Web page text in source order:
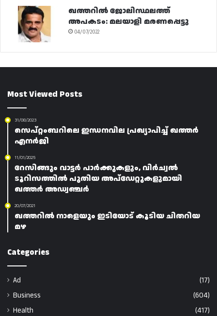
ഖത്തറിൽ ജോലിസ്ഥലത്ത്
അപകടം: മലയാളി മരണപ്പെട്ടു
04/07/2022
Most Viewed Posts
31/08/2023
സെപ്റ്റംബറിലെ ഇന്ധനവില പ്രഖ്യാപിച്ച് ഖത്തർ
എനർജി
11/01/2025
റേസിങ്ങും വാട്ടർ പാർക്കുകളും, വിർച്വൽ
ടൂറിസത്തിൽ പുതിയ അപ്‌ഡേറ്റുകളുമായി
ഖത്തർ അഡ്വഞ്ചർ
20/07/2021
ഖത്തറിൽ നാളെയും ഇടിയോട് കൂടിയ ചിതറിയ
മഴ
Categories
Ad
(17)
Business
(604)
Health
(417)